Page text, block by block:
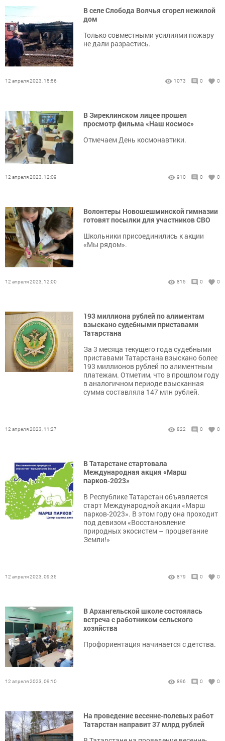
В селе Слобода Волчья сгорел нежилой
дом
Только совместными усилиями пожару
не дали разрастись.
12 апреля 2023, 15:56 1073 0 0
В Зиреклинском лицее прошел
просмотр фильма «Наш космос»
Отмечаем День космонавтики.
12 апреля 2023, 12:09 910 0 0
Волонтеры Новошешминской гимназии
готовят посылки для участников СВО
Школьники присоединились к акции
«Мы рядом».
12 апреля 2023, 12:00 815 0 0
193 миллиона рублей по алиментам
взыскано судебными приставами
Татарстана
За 3 месяца текущего года судебными
приставами Татарстана взыскано более
193 миллионов рублей по алиментным
платежам. Отметим, что в прошлом году
в аналогичном периоде взысканная
сумма составляла 147 млн рублей.
12 апреля 2023, 11:27 822 0 0
В Татарстане стартовала
Международная акция «Марш
парков-2023»
В Республике Татарстан объявляется
старт Международной акции «Марш
парков-2023». В этом году она проходит
под девизом «Восстановление
природных экосистем – процветание
Земли!»
12 апреля 2023, 09:35 879 0 0
В Архангельской школе состоялась
встреча с работником сельского
хозяйства
Профориентация начинается с детства.
12 апреля 2023, 09:10 896 0 0
На проведение весенне-полевых работ
Татарстан направит 37 млрд рублей